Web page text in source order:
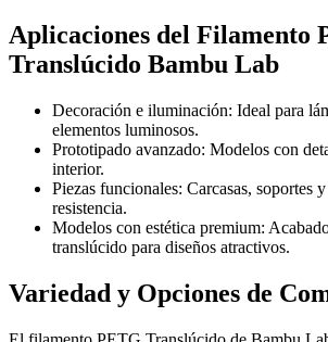
Aplicaciones del Filamento
Translúcido Bambu Lab
Decoración e iluminación: Ideal para
elementos luminosos.
Prototipado avanzado: Modelos con
interior.
Piezas funcionales: Carcasas, soportes
resistencia.
Modelos con estética premium:
translúcido para diseños atractivos.
Variedad y Opciones de